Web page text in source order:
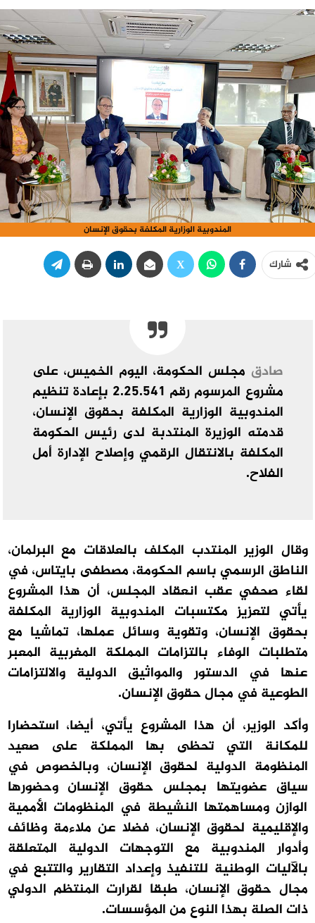
المندوبية الوزارية المكلفة بحقوق الإنسان
شارك
صادق مجلس الحكومة، اليوم الخميس، على
مشروع المرسوم رقم 2.25.541 بإعادة تنظيم
المندوبية الوزارية المكلفة بحقوق الإنسان،
قدمته الوزيرة المنتدبة لدى رئيس الحكومة
المكلفة بالانتقال الرقمي وإصلاح الإدارة أمل
الفلاح.
وقال الوزير المنتدب المكلف بالعلاقات مع البرلمان،
الناطق الرسمي باسم الحكومة، مصطفى بايتاس، في
لقاء صحفي عقب انعقاد المجلس، أن هذا المشروع
يأتي لتعزيز مكتسبات المندوبية الوزارية المكلفة
بحقوق الإنسان، وتقوية وسائل عملها، تماشيا مع
متطلبات الوفاء بالتزامات المملكة المغربية المعبر
عنها في الدستور والمواثيق الدولية والالتزامات
الطوعية في مجال حقوق الإنسان.
وأكد الوزير، أن هذا المشروع يأتي، أيضا، استحضارا
للمكانة التي تحظى بها المملكة على صعيد
المنظومة الدولية لحقوق الإنسان، وبالخصوص في
سياق عضويتها بمجلس حقوق الإنسان وحضورها
الوازن ومساهمتها النشيطة في المنظومات الأممية
والإقليمية لحقوق الإنسان، فضلا عن ملاءمة وظائف
وأدوار المندوبية مع التوجهات الدولية المتعلقة
بالآليات الوطنية للتنفيذ وإعداد التقارير والتتبع في
مجال حقوق الإنسان، طبقا لقرارت المنتظم الدولي
ذات الصلة بهذا النوع من المؤسسات.